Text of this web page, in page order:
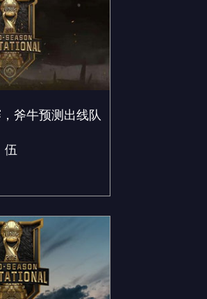
斧牛预测出线队
伍